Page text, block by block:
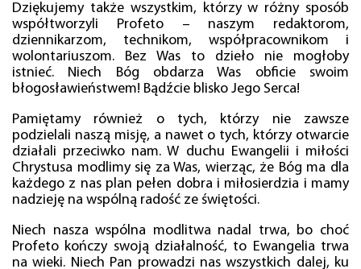
Dziękujemy także wszystkim, którzy w różny sposób
współtworzyli Profeto – naszym redaktorom,
dziennikarzom, technikom, współpracownikom i
wolontariuszom. Bez Was to dzieło nie mogłoby
istnieć. Niech Bóg obdarza Was obficie swoim
błogosławieństwem! Bądźcie blisko Jego Serca!
Pamiętamy również o tych, którzy nie zawsze
podzielali naszą misję, a nawet o tych, którzy otwarcie
działali przeciwko nam. W duchu Ewangelii i miłości
Chrystusa modlimy się za Was, wierząc, że Bóg ma dla
każdego z nas plan pełen dobra i miłosierdzia i mamy
nadzieję na wspólną radość ze świętości.
Niech nasza wspólna modlitwa nadal trwa, bo choć
Profeto kończy swoją działalność, to Ewangelia trwa
na wieki. Niech Pan prowadzi nas wszystkich dalej, ku